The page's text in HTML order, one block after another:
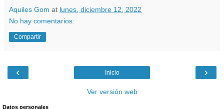
Aquiles Gom at lunes, diciembre 12, 2022
No hay comentarios:
Compartir
‹ ›
Inicio
Ver versión web
Datos personales